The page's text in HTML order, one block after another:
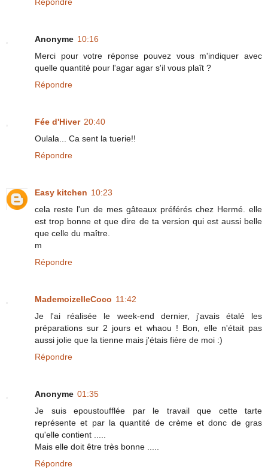
Anonyme 10:16
Merci pour votre réponse pouvez vous m'indiquer avec
quelle quantité pour l'agar agar s'il vous plaît ?
Répondre
Fée d'Hiver 20:40
Oulala... Ca sent la tuerie!!
Répondre
Easy kitchen 10:23
cela reste l'un de mes gâteaux préférés chez Hermé. elle
est trop bonne et que dire de ta version qui est aussi belle
que celle du maître.
m
Répondre
MademoizelleCoco 11:42
Je l'ai réalisée le week-end dernier, j'avais étalé les
préparations sur 2 jours et whaou ! Bon, elle n'était pas
aussi jolie que la tienne mais j'étais fière de moi :)
Répondre
Anonyme 01:35
Je suis epoustoufflée par le travail que cette tarte
représente et par la quantité de crème et donc de gras
qu'elle contient .....
Mais elle doit être très bonne .....
Répondre